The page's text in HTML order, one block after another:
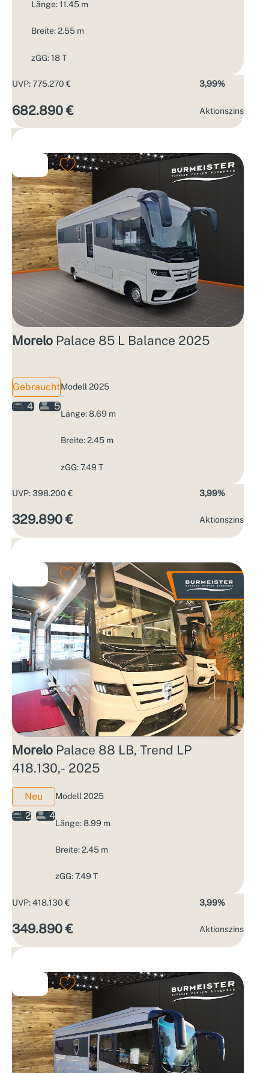
Länge: 11.45 m
Breite: 2.55 m
zGG: 18 T
UVP: 775.270 €
682.890 €
3,99%
Aktions­zins
Morelo Palace 85 L Balance 2025
Gebraucht
4
5
Modell 2025
Länge: 8.69 m
Breite: 2.45 m
zGG: 7.49 T
UVP: 398.200 €
329.890 €
3,99%
Aktions­zins
Morelo Palace 88 LB, Trend LP
418.130,- 2025
Neu
2
4
Modell 2025
Länge: 8.99 m
Breite: 2.45 m
zGG: 7.49 T
UVP: 418.130 €
349.890 €
3,99%
Aktions­zins